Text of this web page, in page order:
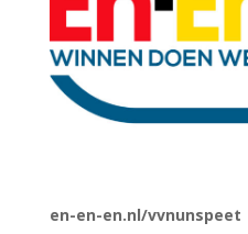
en-en-en.nl/vvnunspeet